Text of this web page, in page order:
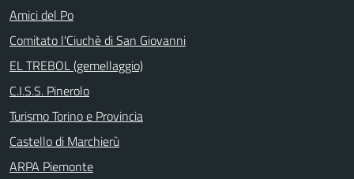
Amici del Po
Comitato l'Ciuchè di San Giovanni
EL TREBOL (gemellaggio)
C.I.S.S. Pinerolo
Turismo Torino e Provincia
Castello di Marchierù
ARPA Piemonte